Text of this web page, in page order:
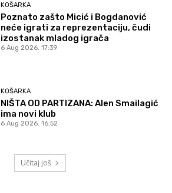
KOŠARKA
Poznato zašto Micić i Bogdanović
neće igrati za reprezentaciju, čudi
izostanak mladog igrača
6 Aug 2026. 17:39
KOŠARKA
NIŠTA OD PARTIZANA: Alen Smailagić
ima novi klub
6 Aug 2026. 16:52
Učitaj još